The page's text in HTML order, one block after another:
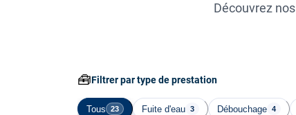
Découvrez nos
🧰Filtrer par type de prestation
Tous 23 Fuite d'eau 3 Débouchage 4